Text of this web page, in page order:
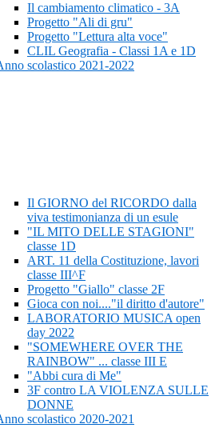
Il cambiamento climatico - 3A
Progetto "Ali di gru"
Progetto "Lettura alta voce"
CLIL Geografia - Classi 1A e 1D
scolastico 2021-2022
Il GIORNO del RICORDO dalla
viva testimonianza di un esule
"IL MITO DELLE STAGIONI"
classe 1D
ART. 11 della Costituzione, lavori
classe III^F
Progetto "Giallo" classe 2F
Gioca con noi...."il diritto d'autore"
LABORATORIO MUSICA open
day 2022
"SOMEWHERE OVER THE
RAINBOW" ... classe III E
"Abbi cura di Me"
3F contro LA VIOLENZA SULLE
DONNE
scolastico 2020-2021